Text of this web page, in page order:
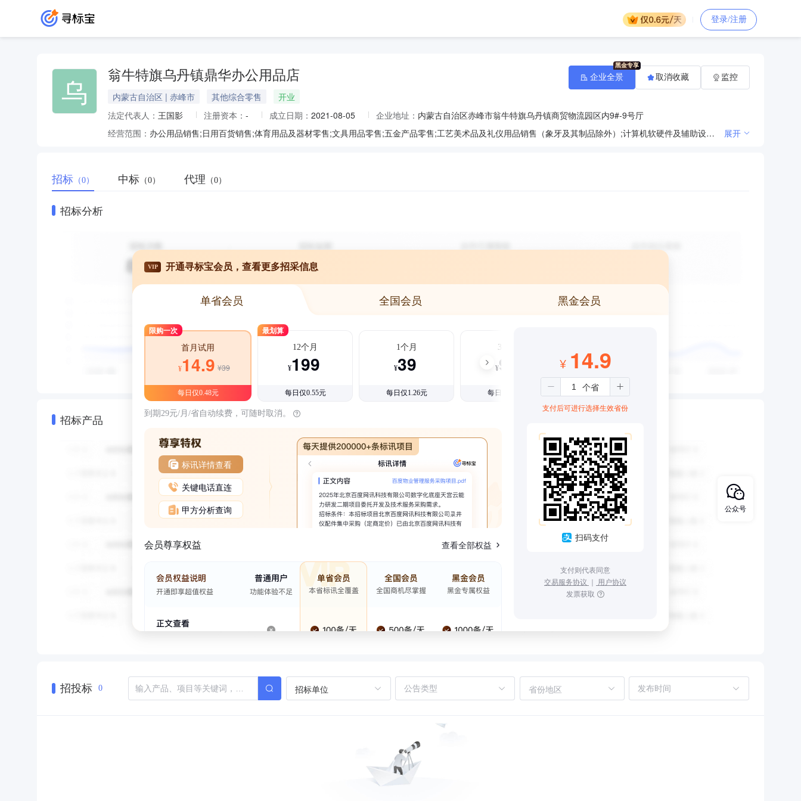
登录/注册
乌 翁牛特旗乌丹镇鼎华办公用品店
内蒙古自治区 | 赤峰市 其他综合零售
开业
法定代表人： 王国影 注册资本： - 成立日期： 2021-08-05 企业地址： 内蒙古自治区赤峰市翁牛特旗乌丹镇商贸物流园区内9#-9号厅
经营范围：
办公用品销售;日用百货销售;体育用品及器材零售;文具用品零售;五金产品零售;工艺美术品及礼仪用品销售（象牙及其制品除外）;计算机软硬件及辅助设备零售;音响设备销售;家具销售;日用家电零售;第一类医疗器械销售;服装服饰零售;日用品销售;打字复印 展开
企业全景 取消收藏 监控
招标 （0） 中标 （0） 代理 （0）
招标分析
招标产品
VIP 开通寻标宝会员，查看更多招采信息
单省会员 全国会员 黑金会员
限购一次
首月试用
¥14.9 ¥39
每日仅0.48元
最划算
12个月
¥199
每日仅0.55元
1个月
¥39
每日仅1.26元
3个月
¥99
每日仅1.08元
到期29元/月/省自动续费，可随时取消。
标讯详情查看
关键电话直连
甲方分析查询
会员尊享权益 查看全部权益
¥ 14.9
支付后可进行选择生效省份
扫码支付
支付则代表同意
交易服务协议 ｜ 用户协议
发票获取
招投标 0 招标单位 省份地区
公众号